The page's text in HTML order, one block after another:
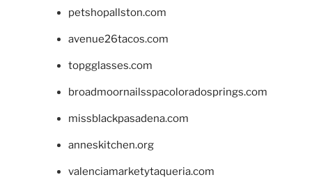
petshopallston.com
avenue26tacos.com
topgglasses.com
broadmoornailsspacoloradosprings.com
missblackpasadena.com
anneskitchen.org
valenciamarketytaqueria.com